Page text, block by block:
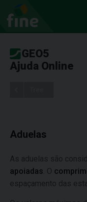
GEO5
Ajuda Online
Aduelas
As aduelas são
apoiadas . O
espaçamento das